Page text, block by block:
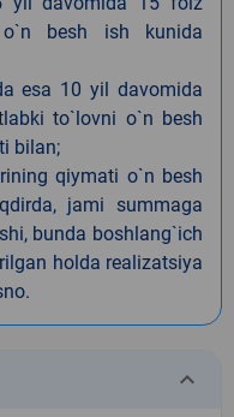
besh ish kunida
esa 10 yil davomida
to`lovni o`n besh
bilan;
qiymati o`n besh
jami summaga
bunda boshlang`ich
holda realizatsiya
keyboard_arrow_down